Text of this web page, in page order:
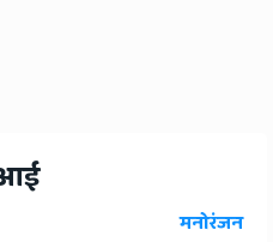
मनोरंजन